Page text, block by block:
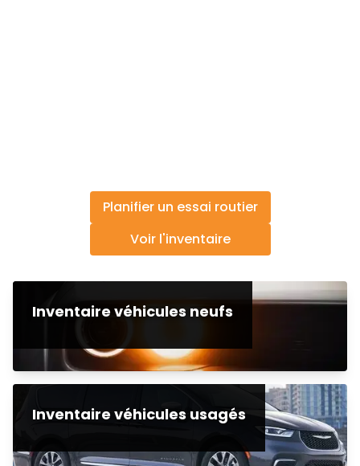
Planifier un essai routier
Voir l'inventaire
Inventaire véhicules neufs
Inventaire véhicules usagés